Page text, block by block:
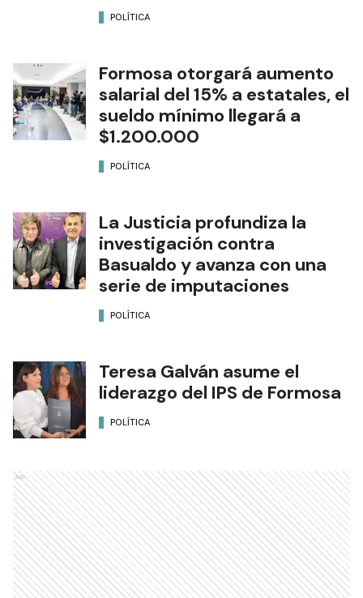
POLÍTICA
Formosa otorgará aumento
salarial del 15% a estatales, el
sueldo mínimo llegará a
$1.200.000
POLÍTICA
La Justicia profundiza la
investigación contra
Basualdo y avanza con una
serie de imputaciones
POLÍTICA
Teresa Galván asume el
liderazgo del IPS de Formosa
POLÍTICA
Ads